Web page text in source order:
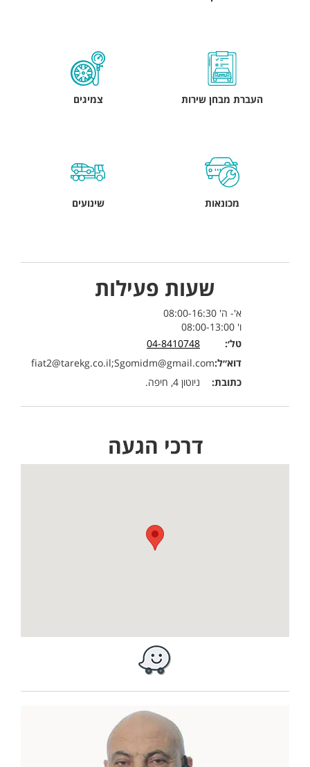
העברת מבחן שירות צמיגים
מכונאות שינועים
שעות פעילות
א'- ה' 08:00-16:30
ו' 08:00-13:00
טל׳:
04-8410748
דוא״ל:fiat2@tarekg.co.il;Sgomidm@gmail.com
כתובת:
ניוטון 4, חיפה.
דרכי הגעה